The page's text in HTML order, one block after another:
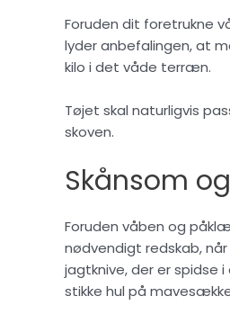
Foruden dit foretrukne
lyder anbefalingen, at
kilo i det våde terræn.
Tøjet skal naturligvis
skoven.
Skånsom
Foruden våben og
nødvendigt redskab,
jagtknive, der er spidse
stikke hul på